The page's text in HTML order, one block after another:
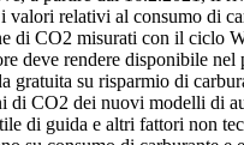
valori relativi al consumo di
di CO2 misurati con il ciclo
deve rendere disponibile nel
gratuita su risparmio di
di CO2 dei nuovi modelli di
di guida e altri fattori non